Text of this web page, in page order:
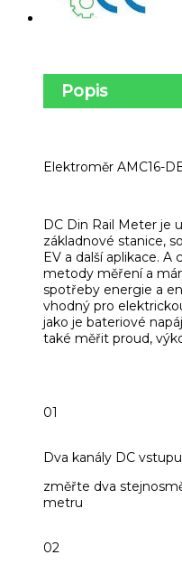
Popis
Elektroměr AMC16-
DC Din Rail Meter je
základnové stanice,
EV a další aplikace.
metody měření a
spotřeby energie a
vhodný pro
jako je bateriové
také měřit proud,
01
Dva kanály DC vstupu
změřte dva
metru
02